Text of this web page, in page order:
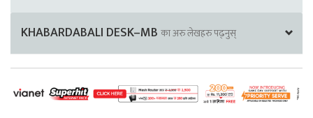
KHABARDABALI DESK–MB का अरु लेखहरु पढ्नुस्